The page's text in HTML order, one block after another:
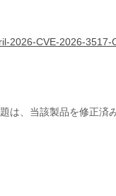
2026-CVE-2026-3517-
は、当該製品を修正済